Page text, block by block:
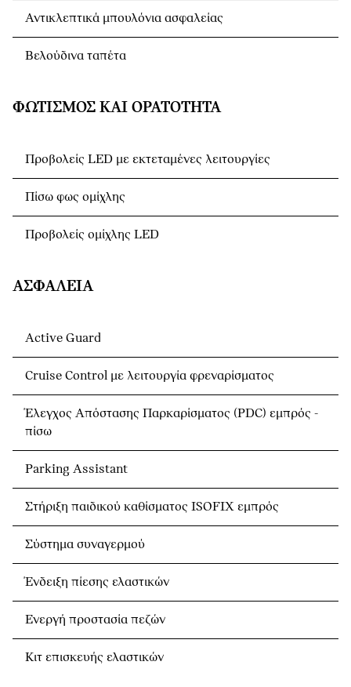
Αντικλεπτικά μπουλόνια ασφαλείας
Βελούδινα ταπέτα
ΦΩΤΙΣΜΌΣ ΚΑΙ ΟΡΑΤΌΤΗΤΑ
Προβολείς LED με εκτεταμένες λειτουργίες
Πίσω φως ομίχλης
Προβολείς ομίχλης LED
ΑΣΦΆΛΕΙΑ
Active Guard
Cruise Control με λειτουργία φρεναρίσματος
Έλεγχος Απόστασης Παρκαρίσματος (PDC) εμπρός -
πίσω
Parking Αssistant
Στήριξη παιδικού καθίσματος ISOFIX εμπρός
Σύστημα συναγερμού
Ένδειξη πίεσης ελαστικών
Ενεργή προστασία πεζών
Κιτ επισκευής ελαστικών